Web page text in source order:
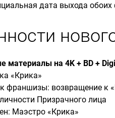
дата выхода
материалы на 4K + BD +
«Крика»
франшизы: возвращение к
Призрачного лица
Маэстро «Крика»